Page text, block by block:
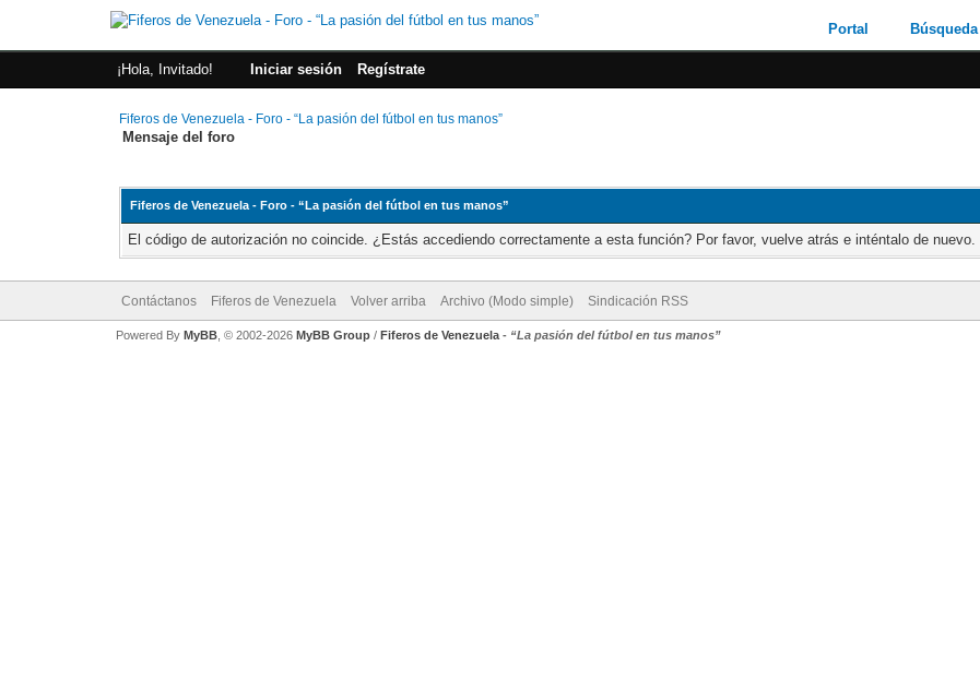
Portal Búsqueda
¡Hola, Invitado! Iniciar sesión Regístrate
Fiferos de Venezuela - Foro - “La pasión del fútbol en tus manos”
Mensaje del foro
Fiferos de Venezuela - Foro - “La pasión del fútbol en tus manos”
El código de autorización no coincide. ¿Estás accediendo correctamente a esta función? Por favor, vuelve atrás e inténtalo de nuevo.
Contáctanos Fiferos de Venezuela Volver arriba Archivo (Modo simple) Sindicación RSS
Powered By MyBB, © 2002-2026 MyBB Group/ Fiferos de Venezuela- “La pasión del fútbol en tus manos”